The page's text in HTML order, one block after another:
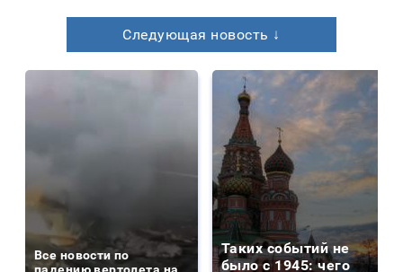
Следующая новость ↓
Все новости по
падению вертолета на
Таких событий не
было с 1945: чего